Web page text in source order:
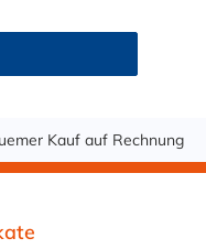
Kauf auf Rechnung